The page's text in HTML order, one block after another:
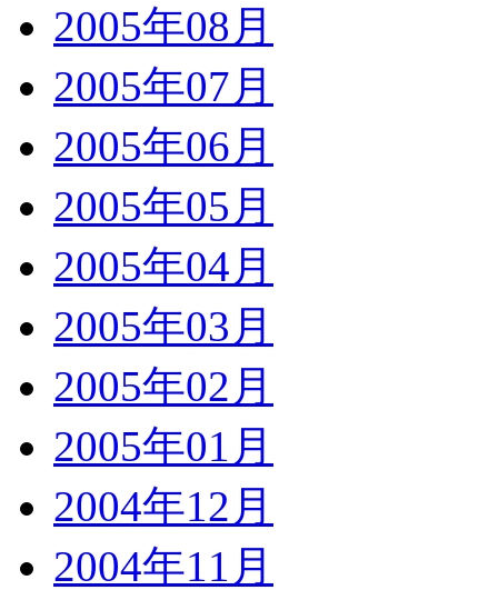
2005年08月
2005年07月
2005年06月
2005年05月
2005年04月
2005年03月
2005年02月
2005年01月
2004年12月
2004年11月